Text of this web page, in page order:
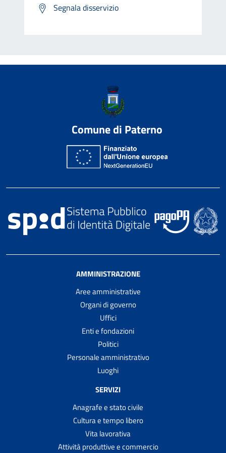
Segnala disservizio
Comune di Paterno
AMMINISTRAZIONE
Aree amministrative
Organi di governo
Uffici
Enti e fondazioni
Politici
Personale amministrativo
Luoghi
SERVIZI
Anagrafe e stato civile
Cultura e tempo libero
Vita lavorativa
Attività produttive e commercio